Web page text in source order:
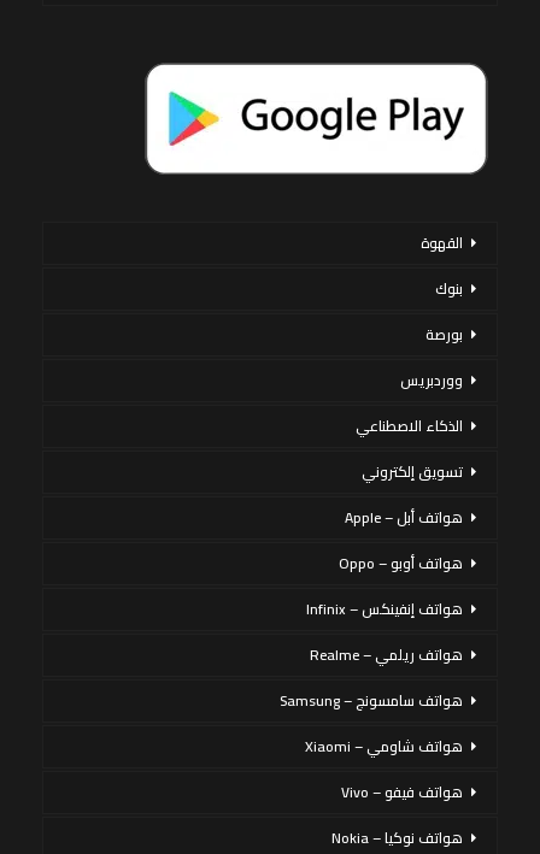
القهوة
بنوك
بورصة
ووردبريس
الذكاء الاصطناعي
تسويق إلكتروني
هواتف أبل – Apple
هواتف أوبو – Oppo
هواتف إنفينكس – Infinix
هواتف ريلمي – Realme
هواتف سامسونج – Samsung
هواتف شاومي – Xiaomi
هواتف فيفو – Vivo
هواتف نوكيا – Nokia